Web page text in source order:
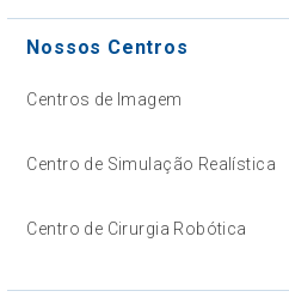
Nossos Centros
Centros de Imagem
Centro de Simulação Realística
Centro de Cirurgia Robótica